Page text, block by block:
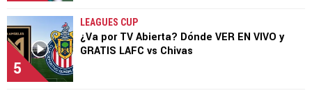
5
LEAGUES CUP
¿Va por TV Abierta? Dónde VER EN VIVO y
GRATIS LAFC vs Chivas